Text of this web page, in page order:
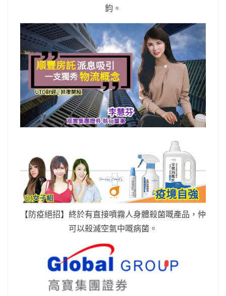
鈞。
【防疫絕招】終於有直接噴霧人身體殺菌嘅產品，仲
可以殺滅空氣中嘅病菌。